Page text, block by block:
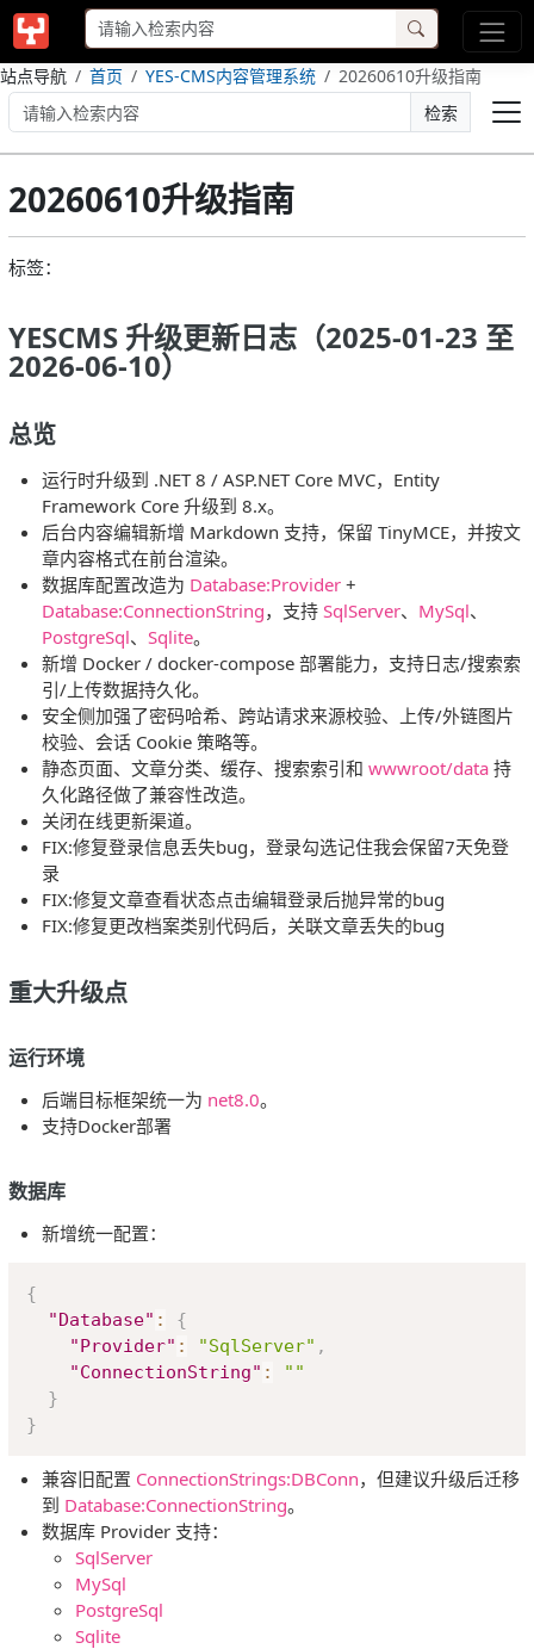
站点导航 首页 YES-CMS内容管理系统
20260610升级指南
检索
20260610升级指南
标签：
YESCMS 升级更新日志（2025-01-23 至
2026-06-10）
总览
运行时升级到 .NET 8 / ASP.NET Core MVC，Entity
Framework Core 升级到 8.x。
后台内容编辑新增 Markdown 支持，保留 TinyMCE，并按文
章内容格式在前台渲染。
数据库配置改造为 Database:Provider +
Database:ConnectionString，支持 SqlServer、 MySql、
PostgreSql、 Sqlite。
新增 Docker / docker-compose 部署能力，支持日志/搜索索
引/上传数据持久化。
安全侧加强了密码哈希、跨站请求来源校验、上传/外链图片
校验、会话 Cookie 策略等。
静态页面、文章分类、缓存、搜索索引和 wwwroot/data 持
久化路径做了兼容性改造。
关闭在线更新渠道。
FIX:修复登录信息丢失bug，登录勾选记住我会保留7天免登
录
FIX:修复文章查看状态点击编辑登录后抛异常的bug
FIX:修复更改档案类别代码后，关联文章丢失的bug
重大升级点
运行环境
后端目标框架统一为 net8.0。
支持Docker部署
数据库
新增统一配置：
{
"Database" :
{
"Provider" : "SqlServer" ,
"ConnectionString" :
""
}
}
兼容旧配置 ConnectionStrings:DBConn，但建议升级后迁移
到 Database:ConnectionString。
数据库 Provider 支持：
SqlServer
MySql
PostgreSql
Sqlite